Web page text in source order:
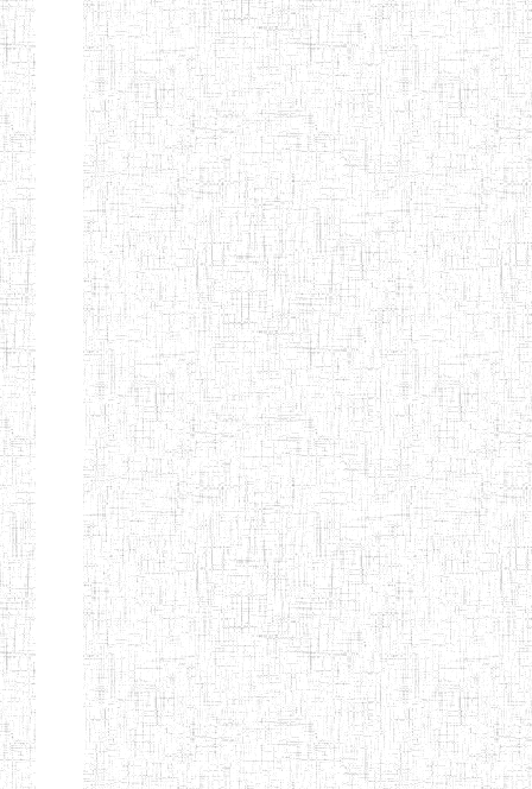
ENI
Chercher:
Effacer les filtres
Denomination
Type
Nature
Arrondissement
Denomination Création Type
ENIEG DE
01/08/2000 ENIEG